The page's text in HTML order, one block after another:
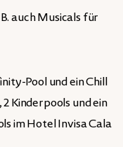
auch Musicals für
Pool und ein Chill
Kinderpools und ein
im Hotel Invisa Cala